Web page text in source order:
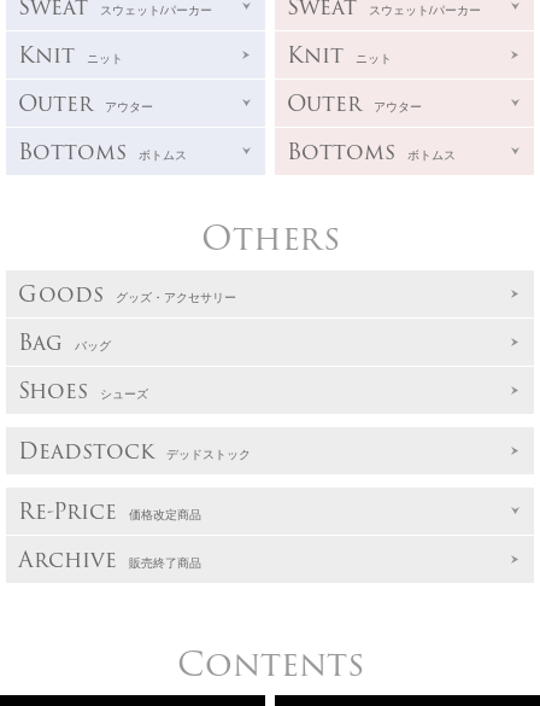
スウェット/パーカー
Knit ニット
Outer アウター
Bottoms ボトムス
スウェット/パーカー
Knit ニット
Outer アウター
Bottoms ボトムス
Others
Goods グッズ・アクセサリー
Bag バッグ
Shoes シューズ
Deadstock デッドストック
Re-Price 価格改定商品
Archive 販売終了商品
Contents